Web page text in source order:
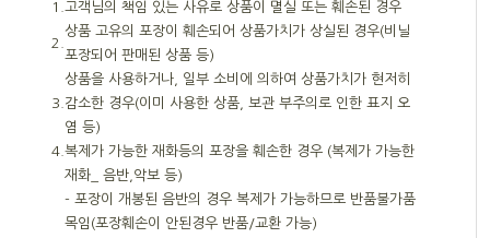
1.
고객님의 책임 있는 사유로 상품이 멸실 또는 훼손된 경우
2.
상품 고유의 포장이 훼손되어 상품가치가 상실된 경우(비닐
포장되어 판매된 상품 등)
3.
상품을 사용하거나, 일부 소비에 의하여 상품가치가 현저히
감소한 경우(이미 사용한 상품, 보관 부주의로 인한 표지 오
염 등)
4. 복제가 가능한 재화등의 포장을 훼손한 경우 (복제가 가능한
재화_ 음반,악보 등)
- 포장이 개봉된 음반의 경우 복제가 가능하므로 반품불가품
목임(포장훼손이 안된경우 반품/교환 가능)